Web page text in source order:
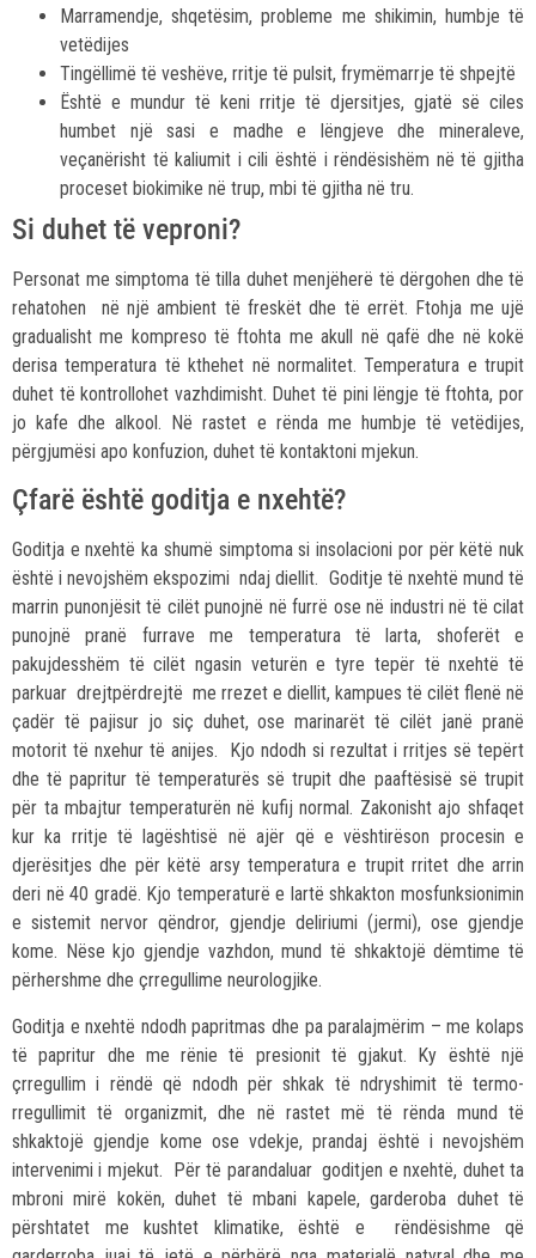
Marramendje, shqetësim, probleme me shikimin, humbje të
vetëdijes
Tingëllimë të veshëve, rritje të pulsit, frymëmarrje të shpejtë
Është e mundur të keni rritje të djersitjes, gjatë së ciles
humbet një sasi e madhe e lëngjeve dhe mineraleve,
veçanërisht të kaliumit i cili është i rëndësishëm në të gjitha
proceset biokimike në trup, mbi të gjitha në tru.
Si duhet të veproni?
Personat me simptoma të tilla duhet menjëherë të dërgohen dhe të
rehatohen në një ambient të freskët dhe të errët. Ftohja me ujë
gradualisht me kompreso të ftohta me akull në qafë dhe në kokë
derisa temperatura të kthehet në normalitet. Temperatura e trupit
duhet të kontrollohet vazhdimisht. Duhet të pini lëngje të ftohta, por
jo kafe dhe alkool. Në rastet e rënda me humbje të vetëdijes,
përgjumësi apo konfuzion, duhet të kontaktoni mjekun.
Çfarë është goditja e nxehtë?
Goditja e nxehtë ka shumë simptoma si insolacioni por për këtë nuk
është i nevojshëm ekspozimi ndaj diellit. Goditje të nxehtë mund të
marrin punonjësit të cilët punojnë në furrë ose në industri në të cilat
punojnë pranë furrave me temperatura të larta, shoferët e
pakujdesshëm të cilët ngasin veturën e tyre tepër të nxehtë të
parkuar drejtpërdrejtë me rrezet e diellit, kampues të cilët flenë në
çadër të pajisur jo siç duhet, ose marinarët të cilët janë pranë
motorit të nxehur të anijes. Kjo ndodh si rezultat i rritjes së tepërt
dhe të papritur të temperaturës së trupit dhe paaftësisë së trupit
për ta mbajtur temperaturën në kufij normal. Zakonisht ajo shfaqet
kur ka rritje të lagështisë në ajër që e vështirëson procesin e
djerësitjes dhe për këtë arsy temperatura e trupit rritet dhe arrin
deri në 40 gradë. Kjo temperaturë e lartë shkakton mosfunksionimin
e sistemit nervor qëndror, gjendje deliriumi (jermi), ose gjendje
kome. Nëse kjo gjendje vazhdon, mund të shkaktojë dëmtime të
përhershme dhe çrregullime neurologjike.
Goditja e nxehtë ndodh papritmas dhe pa paralajmërim – me kolaps
të papritur dhe me rënie të presionit të gjakut. Ky është një
çrregullim i rëndë që ndodh për shkak të ndryshimit të termo-
rregullimit të organizmit, dhe në rastet më të rënda mund të
shkaktojë gjendje kome ose vdekje, prandaj është i nevojshëm
intervenimi i mjekut. Për të parandaluar goditjen e nxehtë, duhet ta
mbroni mirë kokën, duhet të mbani kapele, garderoba duhet të
përshtatet me kushtet klimatike, është e rëndësishme që